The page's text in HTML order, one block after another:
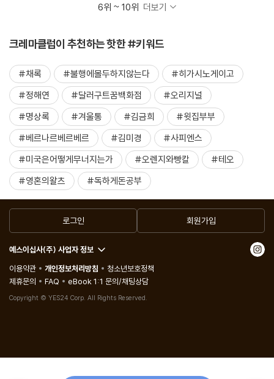
6위 ~ 10위 더보기
크레마클럽이 추천하는 핫한 #키워드
#채록 #불행에몰두하지않는다
#히가시노게이고
#정해연
#달러구트꿈백화점
#오리지널
#명상록
#겨울통 #김금희
#윗집부부
#베르나르베르베르
#김미경
#사피엔스
#미국은어떻게무너지는가
#오렌지와빵칼
#테오
#영혼의왈츠
#독하게돈공부
로그인 회원가입
예스이십사(주) 사업자 정보
이용약관
개인정보처리방침
청소년보호정책
제휴문의
FAQ eBook 1:1 문의/채팅상담
Copyright © YES24 Corp. All Rights Reserved.